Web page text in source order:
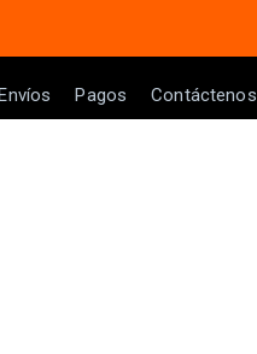
Pagos Contáctenos